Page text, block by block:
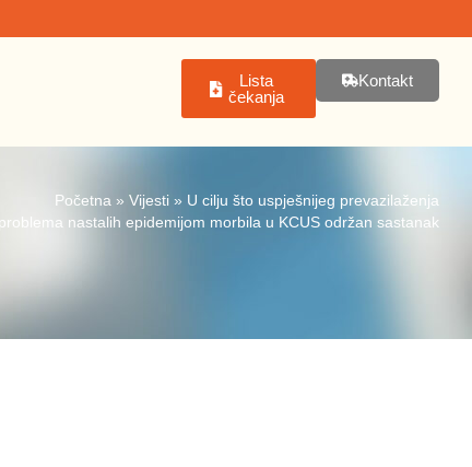
Lista
čekanja
Kontakt
Početna » Vijesti » U cilju što uspješnijeg prevazilaženja
problema nastalih epidemijom morbila u KCUS održan sastanak